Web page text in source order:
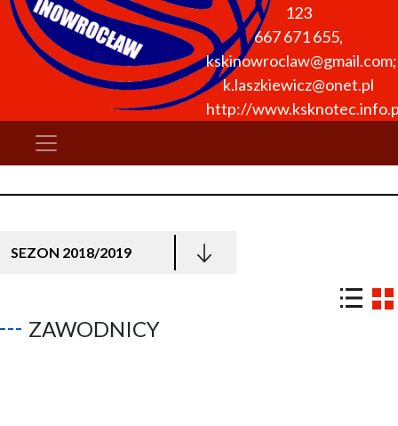
123
667 671 655,
kskinowroclaw@gmail.com;
k.laszkiewicz@onet.pl
http://
SEZON 2018/2019
ZAWODNICY